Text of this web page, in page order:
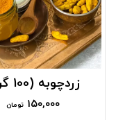
زردچوبه (100 گرم)
۱۵۰,۰۰۰ تومان